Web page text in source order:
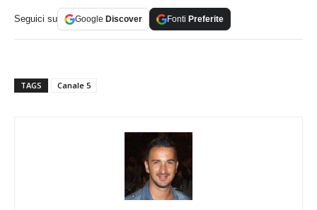
Seguici su Google Discover Fonti Preferite
TAGS Canale 5